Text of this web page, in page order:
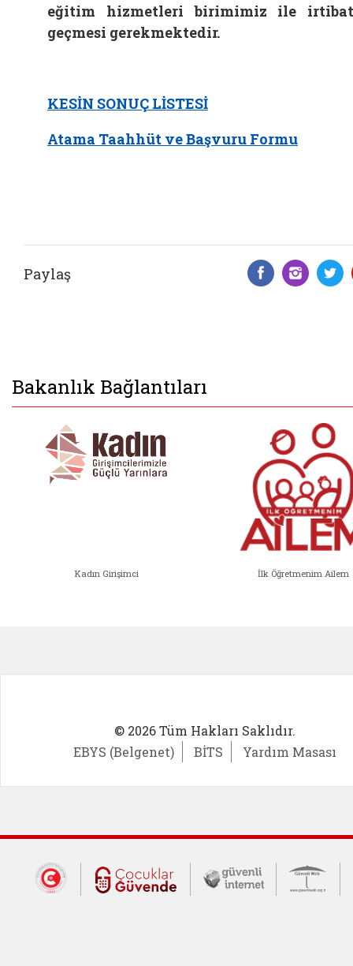
eğitim hizmetleri birimimiz ile
geçmesi gerekmektedir.
KESİN SONUÇ LİSTESİ
Atama Taahhüt ve Başvuru Formu
Paylaş
Bakanlık Bağlantıları
Kadın Girişimci İlk Öğretmenim Ailem
© 2026 Tüm Hakları Saklıdır.
EBYS (Belgenet)
BİTS Yardım Masası
Dış Bağlantılar
Cumhurbaşkanlığı İletişim Merkezi
Çocuklar Güvende (yeni
Güvenli